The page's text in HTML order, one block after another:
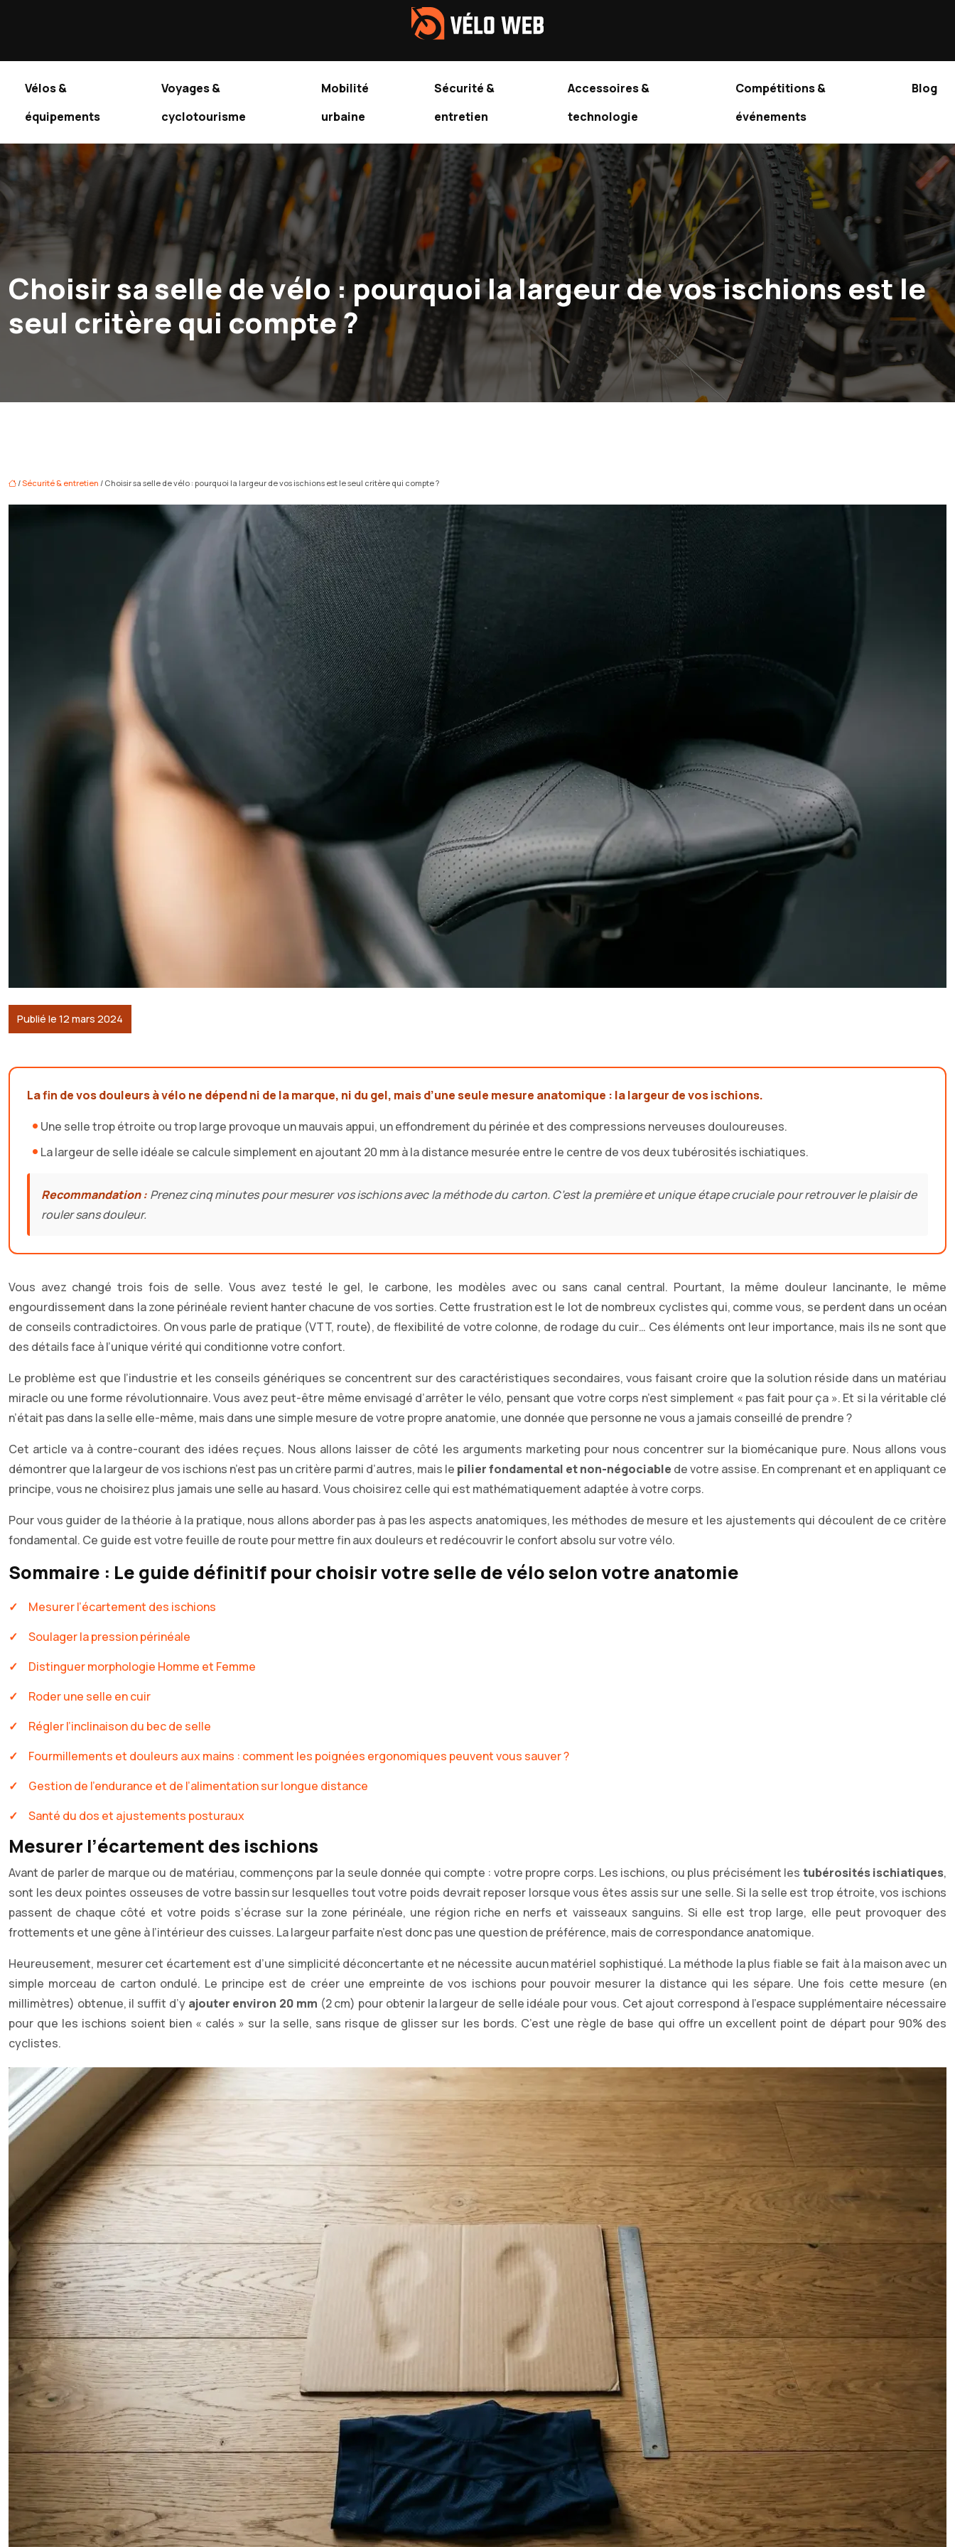
Vélos &
équipements
Voyages &
cyclotourisme
Mobilité
urbaine
Sécurité &
entretien
Accessoires &
technologie
Compétitions &
événements
Blog
Choisir sa selle de vélo : pourquoi la largeur de vos ischions est le
seul critère qui compte ?
/Sécurité & entretien / Choisir sa selle de vélo : pourquoi la largeur de vos ischions est le seul critère qui compte ?
Publié le 12 mars 2024
La fin de vos douleurs à vélo ne dépend ni de la marque, ni du gel, mais d’une seule mesure anatomique : la largeur de vos ischions.
Une selle trop étroite ou trop large provoque un mauvais appui, un effondrement du périnée et des compressions nerveuses douloureuses.
La largeur de selle idéale se calcule simplement en ajoutant 20 mm à la distance mesurée entre le centre de vos deux tubérosités ischiatiques.
Recommandation : Prenez cinq minutes pour mesurer vos ischions avec la méthode du carton. C’est la première et unique étape cruciale pour retrouver le plaisir de
rouler sans douleur.
Vous avez changé trois fois de selle. Vous avez testé le gel, le carbone, les modèles avec ou sans canal central. Pourtant, la même douleur lancinante, le même
engourdissement dans la zone périnéale revient hanter chacune de vos sorties. Cette frustration est le lot de nombreux cyclistes qui, comme vous, se perdent dans un océan
de conseils contradictoires. On vous parle de pratique (VTT, route), de flexibilité de votre colonne, de rodage du cuir… Ces éléments ont leur importance, mais ils ne sont que
des détails face à l’unique vérité qui conditionne votre confort.
Le problème est que l’industrie et les conseils génériques se concentrent sur des caractéristiques secondaires, vous faisant croire que la solution réside dans un matériau
miracle ou une forme révolutionnaire. Vous avez peut-être même envisagé d’arrêter le vélo, pensant que votre corps n’est simplement « pas fait pour ça ». Et si la véritable clé
n’était pas dans la selle elle-même, mais dans une simple mesure de votre propre anatomie, une donnée que personne ne vous a jamais conseillé de prendre ?
Cet article va à contre-courant des idées reçues. Nous allons laisser de côté les arguments marketing pour nous concentrer sur la biomécanique pure. Nous allons vous
démontrer que la largeur de vos ischions n’est pas un critère parmi d’autres, mais le pilier fondamental et non-négociable de votre assise. En comprenant et en appliquant ce
principe, vous ne choisirez plus jamais une selle au hasard. Vous choisirez celle qui est mathématiquement adaptée à votre corps.
Pour vous guider de la théorie à la pratique, nous allons aborder pas à pas les aspects anatomiques, les méthodes de mesure et les ajustements qui découlent de ce critère
fondamental. Ce guide est votre feuille de route pour mettre fin aux douleurs et redécouvrir le confort absolu sur votre vélo.
Sommaire : Le guide définitif pour choisir votre selle de vélo selon votre anatomie
Mesurer l’écartement des ischions
Soulager la pression périnéale
Distinguer morphologie Homme et Femme
Roder une selle en cuir
Régler l’inclinaison du bec de selle
Fourmillements et douleurs aux mains : comment les poignées ergonomiques peuvent vous sauver ?
Gestion de l’endurance et de l’alimentation sur longue distance
Santé du dos et ajustements posturaux
Mesurer l’écartement des ischions
Avant de parler de marque ou de matériau, commençons par la seule donnée qui compte : votre propre corps. Les ischions, ou plus précisément les tubérosités ischiatiques,
sont les deux pointes osseuses de votre bassin sur lesquelles tout votre poids devrait reposer lorsque vous êtes assis sur une selle. Si la selle est trop étroite, vos ischions
passent de chaque côté et votre poids s’écrase sur la zone périnéale, une région riche en nerfs et vaisseaux sanguins. Si elle est trop large, elle peut provoquer des
frottements et une gêne à l’intérieur des cuisses. La largeur parfaite n’est donc pas une question de préférence, mais de correspondance anatomique.
Heureusement, mesurer cet écartement est d’une simplicité déconcertante et ne nécessite aucun matériel sophistiqué. La méthode la plus fiable se fait à la maison avec un
simple morceau de carton ondulé. Le principe est de créer une empreinte de vos ischions pour pouvoir mesurer la distance qui les sépare. Une fois cette mesure (en
millimètres) obtenue, il suffit d’y ajouter environ 20 mm (2 cm) pour obtenir la largeur de selle idéale pour vous. Cet ajout correspond à l’espace supplémentaire nécessaire
pour que les ischions soient bien « calés » sur la selle, sans risque de glisser sur les bords. C’est une règle de base qui offre un excellent point de départ pour 90% des
cyclistes.